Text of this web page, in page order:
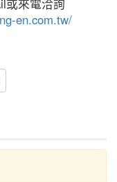
或來電洽詢
en.com.tw/